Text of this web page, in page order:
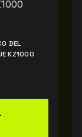
DEL
KZ1000